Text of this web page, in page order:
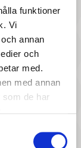
funktioner
Vi
annan
och
med.
med annan
som de har
Pris
447 :-
Grace, 38
cm